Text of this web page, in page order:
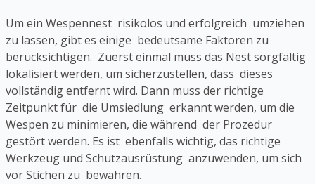
Um ein Wespennest risikolos und erfolgreich umziehen
zu lassen, gibt es einige bedeutsame Faktoren zu
berücksichtigen. Zuerst einmal muss das Nest sorgfältig
lokalisiert werden, um sicherzustellen, dass dieses
vollständig entfernt wird. Dann muss der richtige
Zeitpunkt für die Umsiedlung erkannt werden, um die
Wespen zu minimieren, die während der Prozedur
gestört werden. Es ist ebenfalls wichtig, das richtige
Werkzeug und Schutzausrüstung anzuwenden, um sich
vor Stichen zu bewahren.